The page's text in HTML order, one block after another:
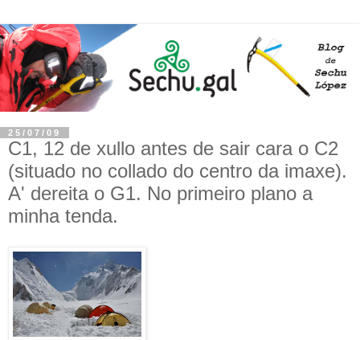
25/07/09
C1, 12 de xullo antes de sair cara o C2
(situado no collado do centro da imaxe).
A' dereita o G1. No primeiro plano a
minha tenda.